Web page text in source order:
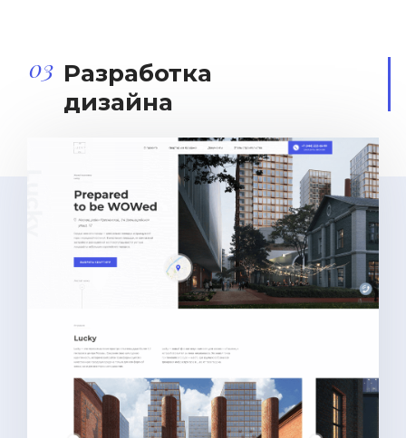
03 Разработка
дизайна